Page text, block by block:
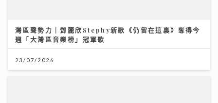
灣區聲勢力｜鄧麗欣Stephy新歌《仍留在這裏》奪得今
週「大灣區音樂榜」冠軍歌
23/07/2026